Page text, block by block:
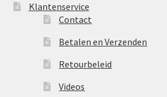
Klantenservice
Contact
Betalen en Verzenden
Retourbeleid
Videos